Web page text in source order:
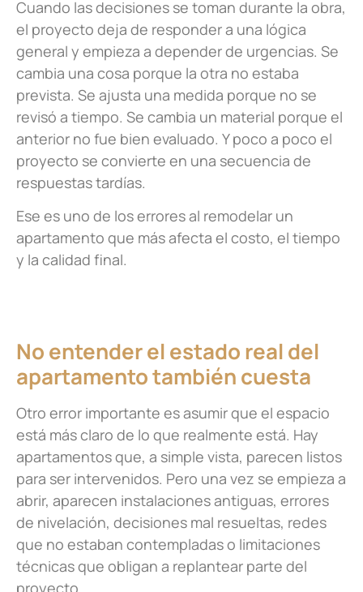
Cuando las decisiones se toman durante la obra,
el proyecto deja de responder a una lógica
general y empieza a depender de urgencias. Se
cambia una cosa porque la otra no estaba
prevista. Se ajusta una medida porque no se
revisó a tiempo. Se cambia un material porque el
anterior no fue bien evaluado. Y poco a poco el
proyecto se convierte en una secuencia de
respuestas tardías.
Ese es uno de los errores al remodelar un
apartamento que más afecta el costo, el tiempo
y la calidad final.
No entender el estado real del
apartamento también cuesta
Otro error importante es asumir que el espacio
está más claro de lo que realmente está. Hay
apartamentos que, a simple vista, parecen listos
para ser intervenidos. Pero una vez se empieza a
abrir, aparecen instalaciones antiguas, errores
de nivelación, decisiones mal resueltas, redes
que no estaban contempladas o limitaciones
técnicas que obligan a replantear parte del